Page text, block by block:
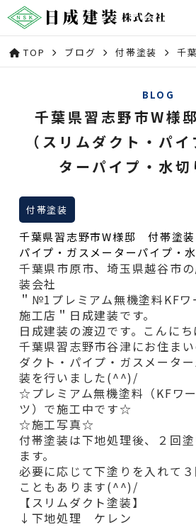
TOP ブログ 付帯塗装 千
BLOG
千葉県習志野市W様
（スリムダクト・パ
ターパイプ・水切
付帯塗装
千葉県習志野市W様邸 付帯塗装
パイプ・ガスメーターパイプ・水
千葉県市原市、埼玉県越谷市
装会社
＂№1プレミアム無機塗料KF
施工店＂日成建装です。
日成建装の渡辺です。こん
千葉県習志野市谷津にお住ま
ダクト・パイプ・ガスメータ
装を行いました(^^)/
☆プレミアム無機塗料（KFワ
ツ）で施工中です☆
☆施工写真☆
付帯塗装は下地処理後、２回
ます。
必要に応じて下塗りを入れて
こともあります(^^)/
【スリムダクト塗装】
↓下地処理 ケレン